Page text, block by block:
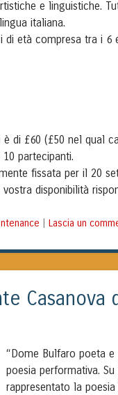
e linguistiche.
italiana.
età compresa tra i 6
di £60 (£50 nel qual
partecipanti.
fissata per il 20
disponibilità
Lascia un
Casanova
“Dome Bulfaro poeta
poesia performativa.
rappresentato la